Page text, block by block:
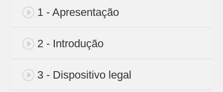
1 - Apresentação
2 - Introdução
3 - Dispositivo legal